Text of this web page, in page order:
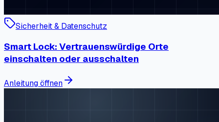
Sicherheit & Datenschutz
Smart Lock: Vertrauenswürdige Orte
einschalten oder ausschalten
Anleitung öffnen